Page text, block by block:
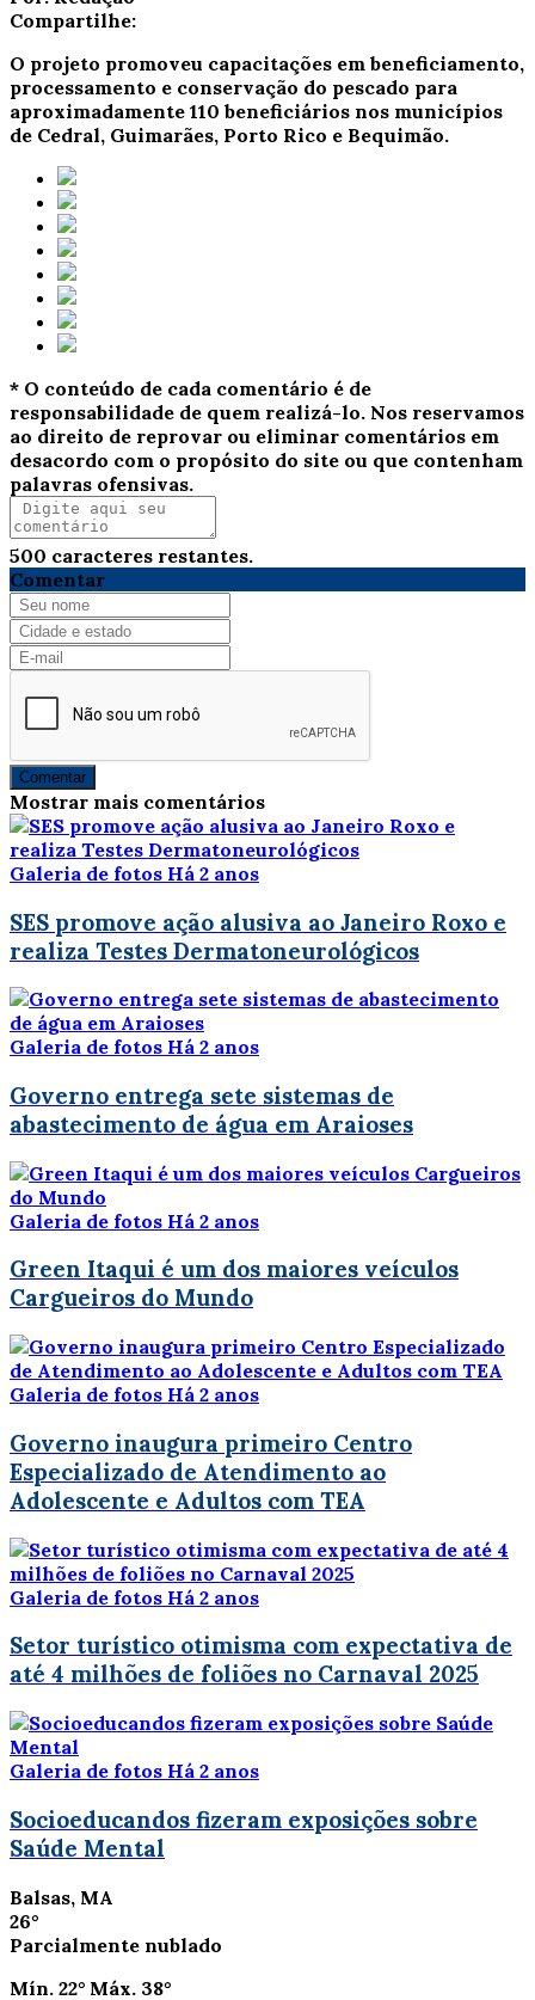
Compartilhe:
O projeto promoveu capacitações em beneficiamento,
processamento e conservação do pescado para
aproximadamente 110 beneficiários nos municípios
de Cedral, Guimarães, Porto Rico e Bequimão.
* O conteúdo de cada comentário é de
responsabilidade de quem realizá-lo. Nos reservamos
ao direito de reprovar ou eliminar comentários em
desacordo com o propósito do site ou que contenham
palavras ofensivas.
500 caracteres restantes.
Comentar
Comentar
Mostrar mais comentários
Galeria de fotos Há 2 anos
SES promove ação alusiva ao Janeiro Roxo e
realiza Testes Dermatoneurológicos
Galeria de fotos Há 2 anos
Governo entrega sete sistemas de
abastecimento de água em Araioses
Galeria de fotos Há 2 anos
Green Itaqui é um dos maiores veículos
Cargueiros do Mundo
Galeria de fotos Há 2 anos
Governo inaugura primeiro Centro
Especializado de Atendimento ao
Adolescente e Adultos com TEA
Galeria de fotos Há 2 anos
Setor turístico otimisma com expectativa de
até 4 milhões de foliões no Carnaval 2025
Galeria de fotos Há 2 anos
Socioeducandos fizeram exposições sobre
Saúde Mental
Balsas, MA
26°
Parcialmente nublado
Mín. 22° Máx. 38°